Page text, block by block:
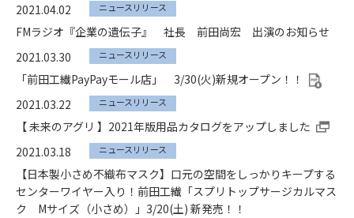
2021.04.02
ニュースリリース
FMラジオ『企業の遺伝子』 社長 前田尚宏 出演のお知らせ
2021.03.30
ニュースリリース
「前田工繊PayPayモール店」 3/30(火)新規オープン！！
2021.03.22
ニュースリリース
【 未来のアグリ 】2021年版用品カタログをアップしました
2021.03.18
ニュースリリース
【日本製小さめ不織布マスク】口元の空間をしっかりキープする
センターワイヤー入り！前田工繊「スプリトップサージカルマス
ク Mサイズ（小さめ）」3/20(土) 新発売！！